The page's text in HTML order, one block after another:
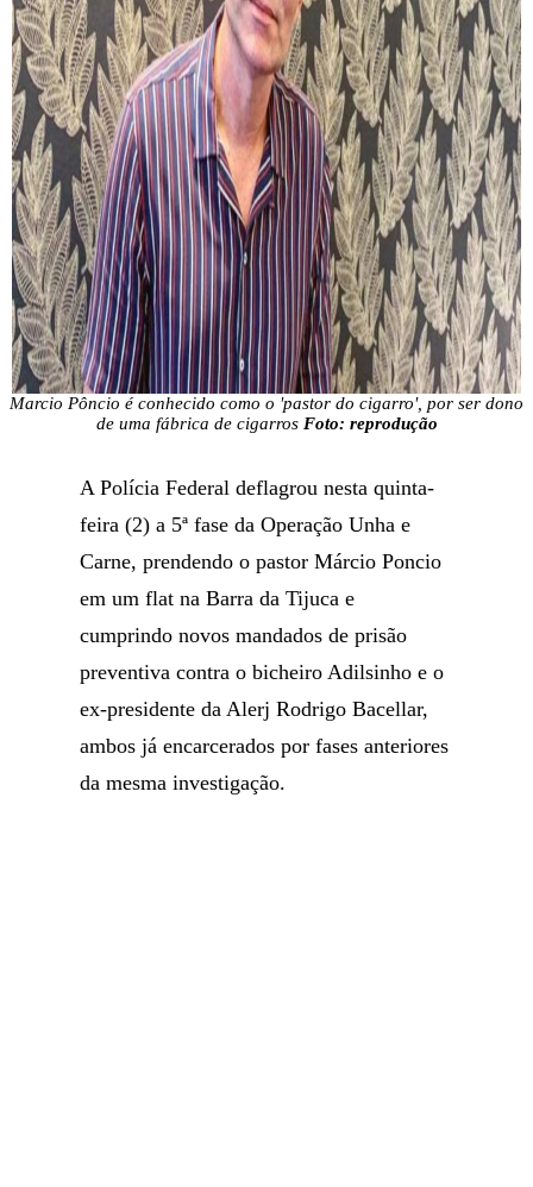
Marcio Pôncio é conhecido como o 'pastor do cigarro', por ser dono
de uma fábrica de cigarros Foto: reprodução
A Polícia Federal deflagrou nesta quinta-
feira (2) a 5ª fase da Operação Unha e
Carne, prendendo o pastor Márcio Poncio
em um flat na Barra da Tijuca e
cumprindo novos mandados de prisão
preventiva contra o bicheiro Adilsinho e o
ex-presidente da Alerj Rodrigo Bacellar,
ambos já encarcerados por fases anteriores
da mesma investigação.